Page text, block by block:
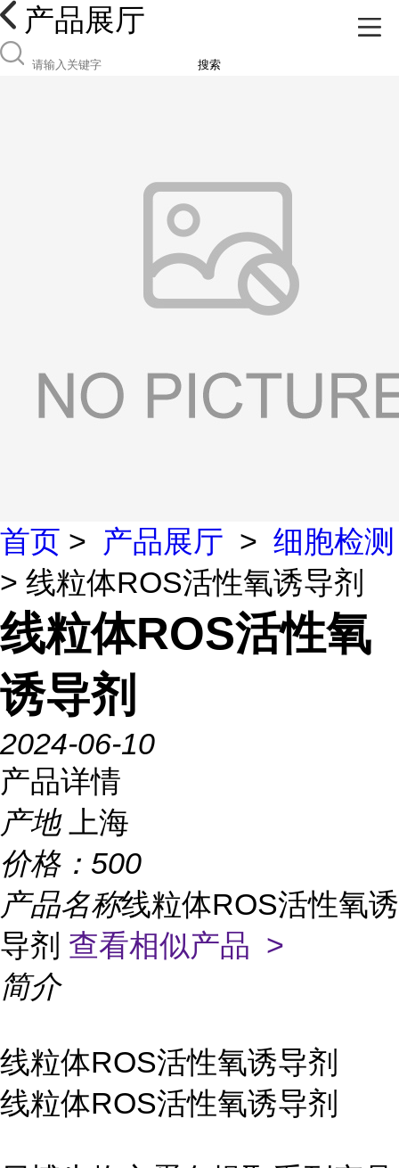
产品展厅
搜索
首页 > 产品展厅 > 细胞检测
> 线粒体ROS活性氧诱导剂
线粒体ROS活性氧
诱导剂
2024-06-10
产品详情
产地
上海
价格： 500
产品名称线粒体ROS活性氧诱
导剂 查看相似产品 >
简介
线粒体ROS活性氧诱导剂
线粒体ROS活性氧诱导剂